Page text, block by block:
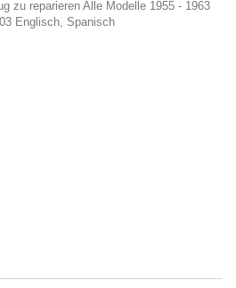
zu reparieren Alle Modelle 1955 - 1963
Englisch, Spanisch